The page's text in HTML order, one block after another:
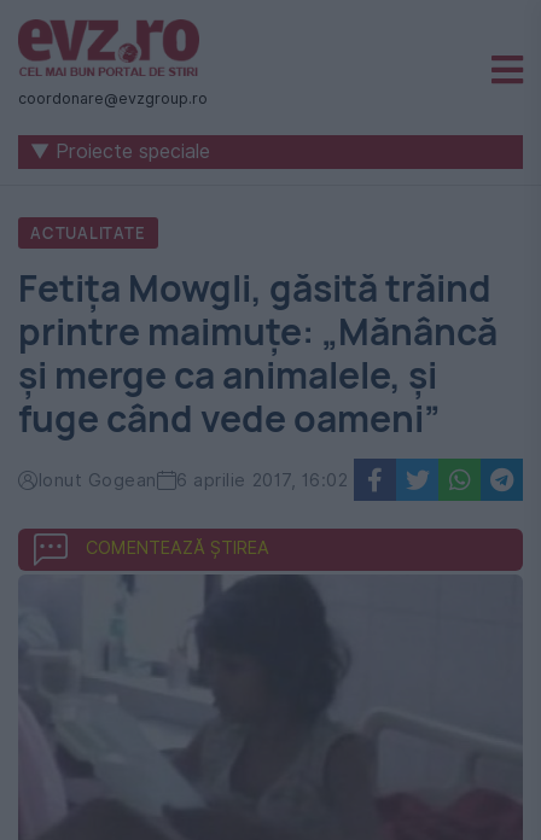
Știri
naționale
internaționale
România
-
Evenimentul
Zilei
coordonare@evzgroup.ro
▼ Proiecte speciale
ACTUALITATE
Fetița Mowgli, găsită trăind
printre maimuțe: „Mănâncă
și merge ca animalele, și
fuge când vede oameni”
Ionut Gogean 6 aprilie 2017, 16:02
COMENTEAZĂ ȘTIREA